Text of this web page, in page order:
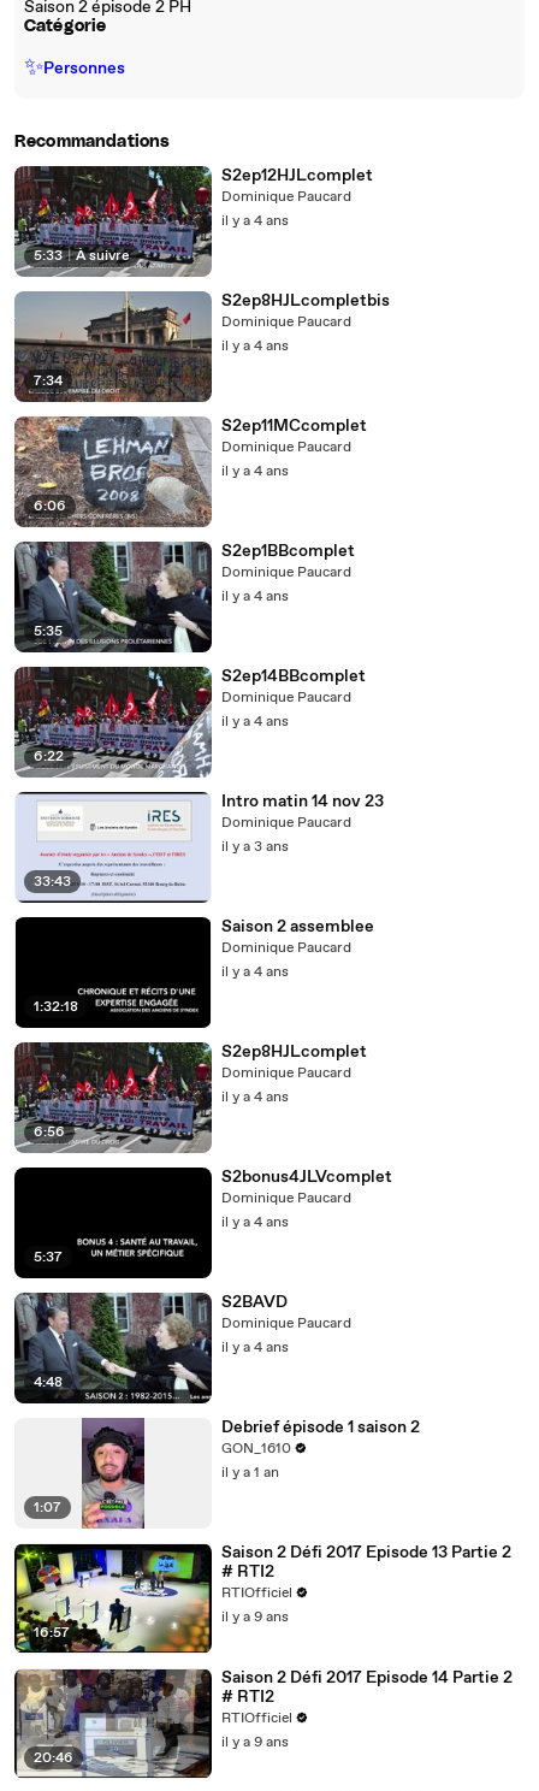
Saison 2 épisode 2 PH
Catégorie
✨Personnes
Recommandations
5:33 | À suivre
S2ep12HJLcomplet
Dominique Paucard
il y a 4 ans
7:34
S2ep8HJLcompletbis
Dominique Paucard
il y a 4 ans
6:06
S2ep11MCcomplet
Dominique Paucard
il y a 4 ans
5:35
S2ep1BBcomplet
Dominique Paucard
il y a 4 ans
6:22
S2ep14BBcomplet
Dominique Paucard
il y a 4 ans
33:43
Intro matin 14 nov 23
Dominique Paucard
il y a 3 ans
1:32:18
Saison 2 assemblee
Dominique Paucard
il y a 4 ans
6:56
S2ep8HJLcomplet
Dominique Paucard
il y a 4 ans
5:37
S2bonus4JLVcomplet
Dominique Paucard
il y a 4 ans
4:48
S2BAVD
Dominique Paucard
il y a 4 ans
1:07
Debrief épisode 1 saison 2
GON_1610
il y a 1 an
16:57
Saison 2 Défi 2017 Episode 13 Partie 2
# RTI2
RTIOfficiel
il y a 9 ans
20:46
Saison 2 Défi 2017 Episode 14 Partie 2
# RTI2
RTIOfficiel
il y a 9 ans